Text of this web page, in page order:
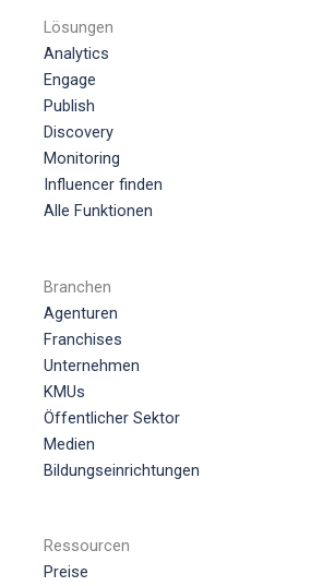
Lösungen
Analytics
Engage
Publish
Discovery
Monitoring
Influencer finden
Alle Funktionen
Branchen
Agenturen
Franchises
Unternehmen
KMUs
Öffentlicher Sektor
Medien
Bildungseinrichtungen
Ressourcen
Preise